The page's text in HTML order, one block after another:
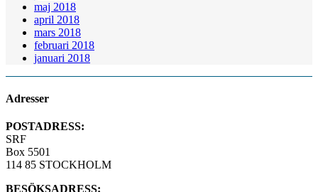
maj 2018
april 2018
mars 2018
februari 2018
januari 2018
Adresser
POSTADRESS:
SRF
Box 5501
114 85 STOCKHOLM
BESÖKSADRESS: